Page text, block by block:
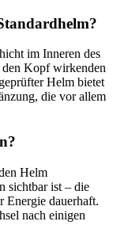
im Inneren des
Kopf wirkenden
Helm bietet
die vor allem
Helm
sichtbar ist – die
Energie dauerhaft.
nach einigen